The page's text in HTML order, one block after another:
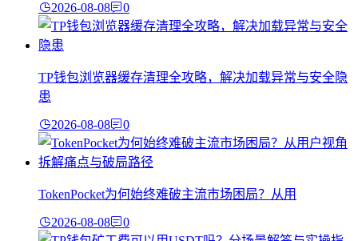
2026-08-08 0
TP钱包浏览器缓存清理全攻略，解决加载异常与安全隐
患
2026-08-08 0
TokenPocket为何始终难破主流市场困局？从用
2026-08-08 0